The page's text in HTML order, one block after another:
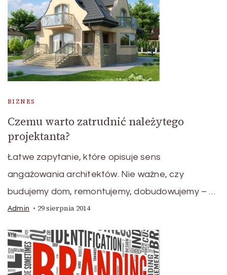
BIZNES
Czemu warto zatrudnić należytego
projektanta?
Łatwe zapytanie, które opisuje sens
angażowania architektów. Nie ważne, czy
budujemy dom, remontujemy, dobudowujemy – …
Admin 29 sierpnia 2014